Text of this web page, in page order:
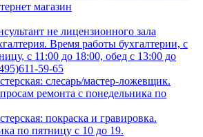
магазин
не лицензионного зала
Время работы бухгалтерии, с
с 11:00 до 18:00, обед с 13:00 до
59-65
слесарь/мастер-ложевщик.
ремонта с понедельника по
покраска и гравировка.
по пятницу с 10 до 19.